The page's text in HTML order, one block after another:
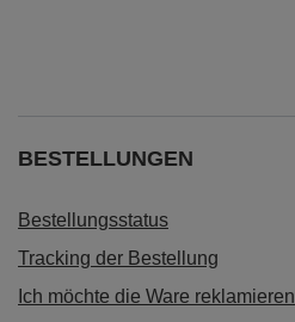
BESTELLUNGEN
Bestellungsstatus
Tracking der Bestellung
Ich möchte die Ware reklamieren